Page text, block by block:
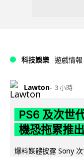
科技娛樂 遊戲情報
Lawton 3 小時
PS6 及次世
機恐拖累推
爆料媒體披露 Sony